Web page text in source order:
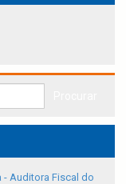
- Auditora Fiscal do